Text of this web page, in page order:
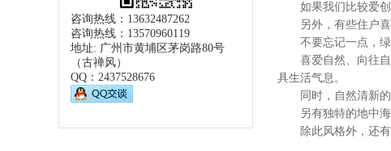
咨询热线：13632487262
咨询热线：13570960119
地址: 广州市黄埔区茅岗路80号
（古禅风）
QQ： 2437528676
如果我们比较爱创
另外，有些住户喜
不要忘记一点，绿
喜爱自然、向往自
具生活气息。
同时，自然清新的
另有独特的地中海
除此风格外，还有